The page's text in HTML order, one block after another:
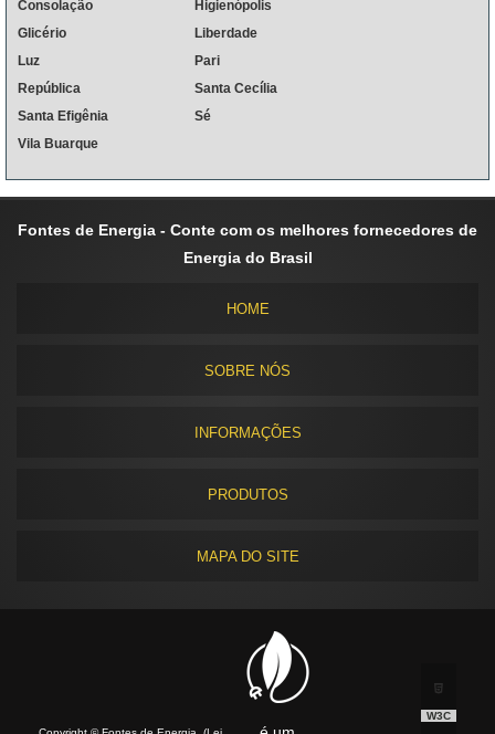
Consolação
Higienópolis
Glicério
Liberdade
Luz
Pari
República
Santa Cecília
Santa Efigênia
Sé
Vila Buarque
Fontes de Energia - Conte com os melhores fornecedores de
Energia do Brasil
HOME
SOBRE NÓS
INFORMAÇÕES
PRODUTOS
MAPA DO SITE
W3C